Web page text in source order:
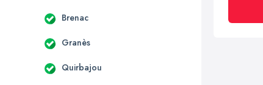
Brenac
Granès
Quirbajou